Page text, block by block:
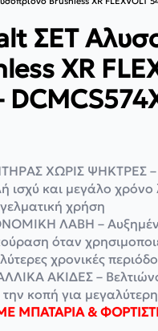
ΣΕΤ
XR
ΧΩΡΙΣ ΨΗΚΤΡΕΣ –
ισχύ και μεγάλο χρόνο
χρήση
ΛΑΒΗ –
όταν
χρονικές
ΑΚΙΔΕΣ –
κοπή για
ΜΠΑΤΑΡΙΑ &